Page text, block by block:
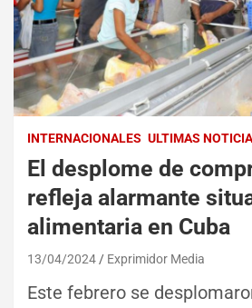
INTERNACIONALES ULTIMAS
El desplome de
refleja alarmante
alimentaria en Cuba
13/04/2024 Exprimidor Media
Este febrero se